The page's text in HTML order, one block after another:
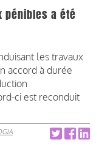
pénibles a été
les travaux
accord à durée
ci est reconduit